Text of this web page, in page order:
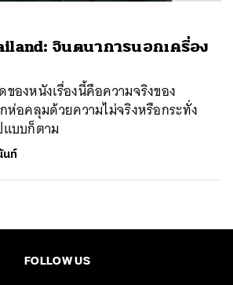
จินตนาการนอกเครื่อง
องหนังเรื่องนี้คือความจริงของ
ห่อคลุมด้วยความไม่จริงหรือกระทั่ง
แบบก็ตาม
ท์
FOLLOW US